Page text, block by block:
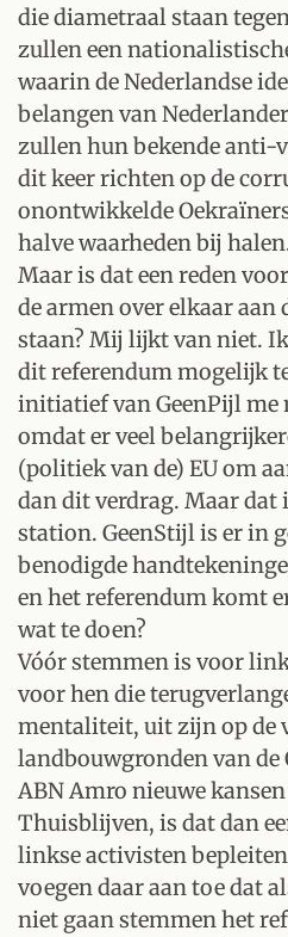
die diametraal staan
zullen een
waarin de Nederlandse
belangen van
zullen hun bekende anti-
dit keer richten op de
onontwikkelde
halve waarheden bij
Maar is dat een reden
de armen over elkaar
staan? Mij lijkt van niet.
dit referendum mogelijk
initiatief van GeenPijl me
omdat er veel
(politiek van de) EU om
dan dit verdrag. Maar dat
station. GeenStijl is er in
benodigde
en het referendum komt
wat te doen?
Vóór stemmen is voor
voor hen die
mentaliteit, uit zijn op de
landbouwgronden van de
ABN Amro nieuwe
Thuisblijven, is dat dan
linkse activisten
voegen daar aan toe dat
niet gaan stemmen het